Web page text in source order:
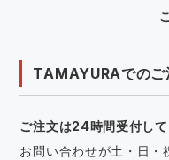
TAMAYURAでのご
ご注文は24時間受付して
お問い合わせが土・日・